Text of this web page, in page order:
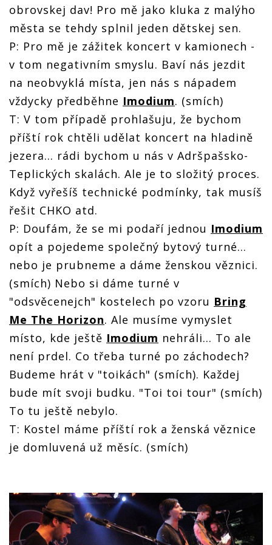
obrovskej dav! Pro mě jako kluka z malýho
města se tehdy splnil jeden dětskej sen.
P: Pro mě je zážitek koncert v kamionech -
v tom negativním smyslu. Baví nás jezdit
na neobvyklá místa, jen nás s nápadem
vždycky předběhne Imodium. (smích)
T: V tom případě prohlašuju, že bychom
příští rok chtěli udělat koncert na hladině
jezera… rádi bychom u nás v Adršpašsko-
Teplických skalách. Ale je to složitý proces.
Když vyřešíš technické podmínky, tak musíš
řešit CHKO atd.
P: Doufám, že se mi podaří jednou Imodium
opít a pojedeme společný bytový turné…
nebo je prubneme a dáme ženskou věznici.
(smích) Nebo si dáme turné v
"odsvěcenejch" kostelech po vzoru Bring
Me The Horizon. Ale musíme vymyslet
místo, kde ještě Imodium nehráli… To ale
není prdel. Co třeba turné po záchodech?
Budeme hrát v "toikách" (smích). Každej
bude mít svoji budku. "Toi toi tour" (smích)
To tu ještě nebylo.
T: Kostel máme příští rok a ženská věznice
je domluvená už měsíc. (smích)